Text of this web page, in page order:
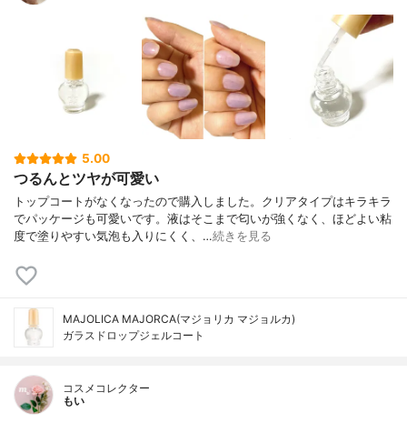
5.00
つるんとツヤが可愛い
トップコートがなくなったので購入しました。クリアタイプはキラキラ
でパッケージも可愛いです。液はそこまで匂いが強くなく、ほどよい粘
度で塗りやすい気泡も入りにくく、…続きを見る
MAJOLICA MAJORCA(マジョリカ マジョルカ)
ガラスドロップジェルコート
コスメコレクター
もい